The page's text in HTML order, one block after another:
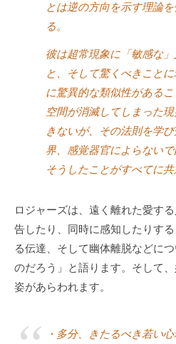
とは逆の方向を示す理論
る。
彼は超常現象に「敏感な
と、そして驚くべきこと
に驚異的な類似性がある
空間が消滅してしまった
きないが、その法則を学
界、感覚器官によらないで
そうしたことがすべてに共
ロジャーズは、遠く離れた愛す
告したり、同時に感知したりす
る伝達、そして幽体離脱などに
のだろう」と語ります。そして
姿があらわれます。
・多分、きたるべき若い